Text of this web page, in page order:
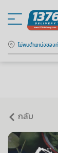
ไม่พบตำแหน่งของ
กลับ